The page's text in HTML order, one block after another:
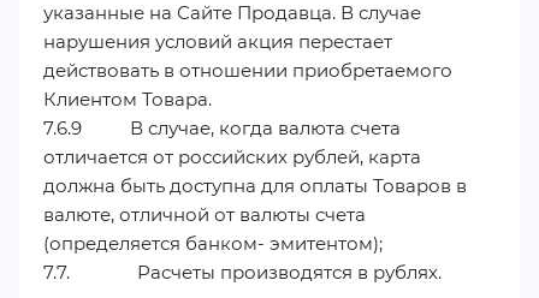
указанные на Сайте Продавца. В случае
нарушения условий акция перестает
действовать в отношении приобретаемого
Клиентом Товара.
7.6.9 В случае, когда валюта счета
отличается от российских рублей, карта
должна быть доступна для оплаты Товаров в
валюте, отличной от валюты счета
(определяется банком- эмитентом);
7.7. Расчеты производятся в рублях.